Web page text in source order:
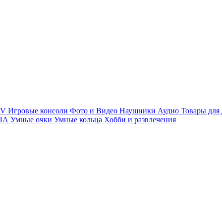
Игровые консоли Фото и Видео Наушники Аудио Товары для
Умные очки Умные кольца Хобби и развлечения